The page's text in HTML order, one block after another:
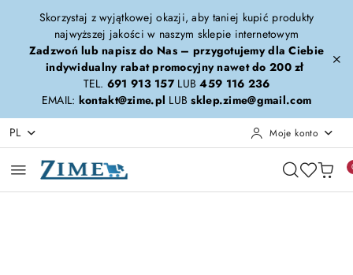
Przejdź do treści głównej
Przejdź do wyszukiwarki
Przejdź do moje konto
Przejdź do menu głównego
Przejdź do opisu produktu
Przejdź do stopki
Skorzystaj z wyjątkowej okazji, aby taniej kupić produkty
najwyższej jakości w naszym sklepie internetowym
Zadzwoń lub napisz do Nas – przygotujemy dla Ciebie
indywidualny rabat promocyjny nawet do 200 zł
TEL. 691 913 157LUB459 116 236
EMAIL: kontakt@zime.pl LUBsklep.zime@gmail.com
PL Moje konto